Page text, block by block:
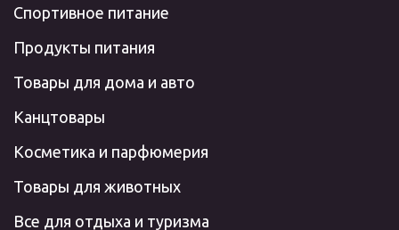
Спортивное питание
Продукты питания
Товары для дома и авто
Канцтовары
Косметика и парфюмерия
Товары для животных
Все для отдыха и туризма